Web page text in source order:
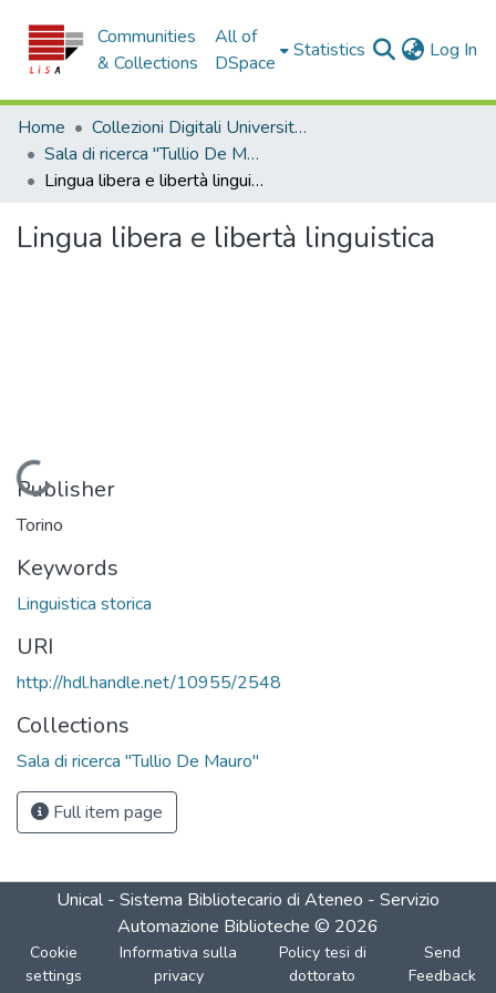
Communities
& Collections
All of
DSpace
Statistics Log In
Home
Collezioni Digitali Università della Calabria
Sala di ricerca "Tullio De Mauro"
Lingua libera e libertà linguistica
Lingua libera e libertà linguistica
Loading...
Publisher
Torino
Keywords
Linguistica storica
URI
http://hdl.handle.net/10955/2548
Collections
Sala di ricerca "Tullio De Mauro"
Full item page
Unical - Sistema Bibliotecario di Ateneo - Servizio
Automazione Biblioteche © 2026
Cookie
settings
Informativa sulla
privacy
Policy tesi di
dottorato
Send
Feedback